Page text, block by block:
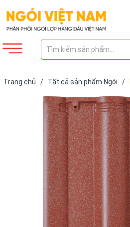
Trang chủ / Tất cả sản phẩm Ngói /